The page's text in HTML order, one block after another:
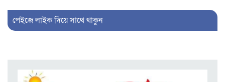
জলদস্যুদের হানা, ১২ জেলে
আ’হ’ত, মালামাল লু’ট
দিবস পালিত, ১২ জুলাইযোদ্ধাকে
সংবর্ধনা
পেইজে লাইক দিয়ে সাথে থাকুন